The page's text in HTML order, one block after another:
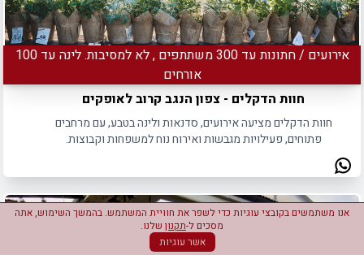
אירועים / חתונות עד 300 משתתפים , לא למסיבות. לינה עד 100
אורחים
חוות הדקלים - צפון הנגב קרוב לאופקים
חוות הדקלים מציעה אירועים, סדנאות ולינה בטבע, עם מרחבים
פתוחים, פעילויות מגבשות ואירוח נוח למשפחות וקבוצות.
אנו משתמשים בקובצי עוגיות כדי לשפר את חוויית המשתמש. בהמשך השימוש, אתה
מסכים ל-תקנון שלנו.
אשר עוגיות